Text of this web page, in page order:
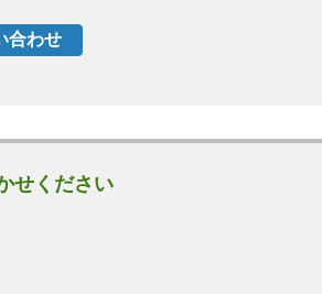
せください